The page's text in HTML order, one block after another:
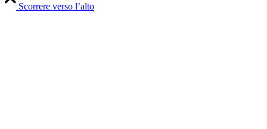
Scorrere verso l’alto